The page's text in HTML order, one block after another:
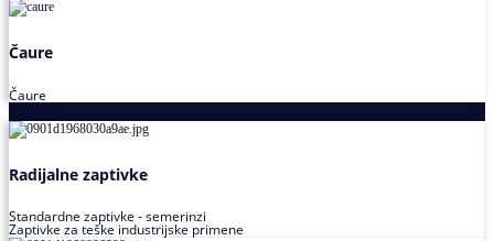
Čaure
Čaure
Radijalne zaptivke
Standardne zaptivke - semerinzi
Zaptivke za teške industrijske primene